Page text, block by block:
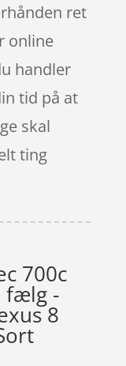
ret
online
handler
tid på at
skal
ting
700c
fælg -
8